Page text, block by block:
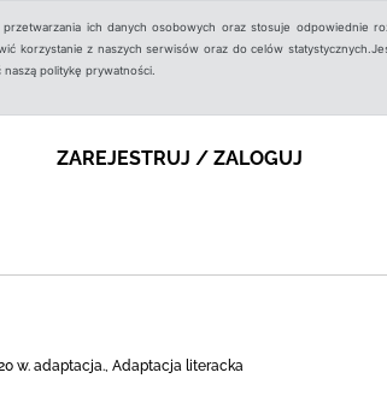
ich danych osobowych oraz stosuje odpowiednie
korzystanie z naszych serwisów oraz do celów
politykę prywatności.
ZAREJESTRUJ / ZALOGUJ
w. adaptacja., Adaptacja literacka